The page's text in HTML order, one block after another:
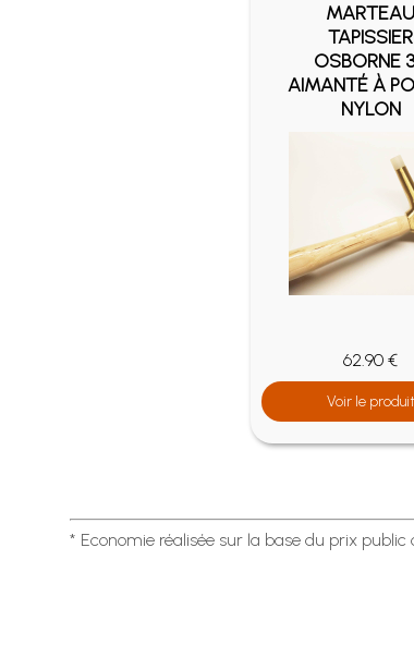
MARTEAU
TAPISSIER
OSBORNE
AIMANTÉ À
NYLON
62.90 €
Voir le produit
* Economie réalisée sur la base du prix